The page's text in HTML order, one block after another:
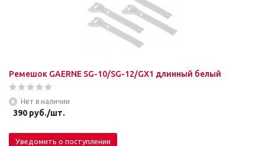
Ремешок GAERNE SG-10/SG-12/GX1 длинный белый
Нет в наличии
390 руб./шт.
Уведомить о поступлении